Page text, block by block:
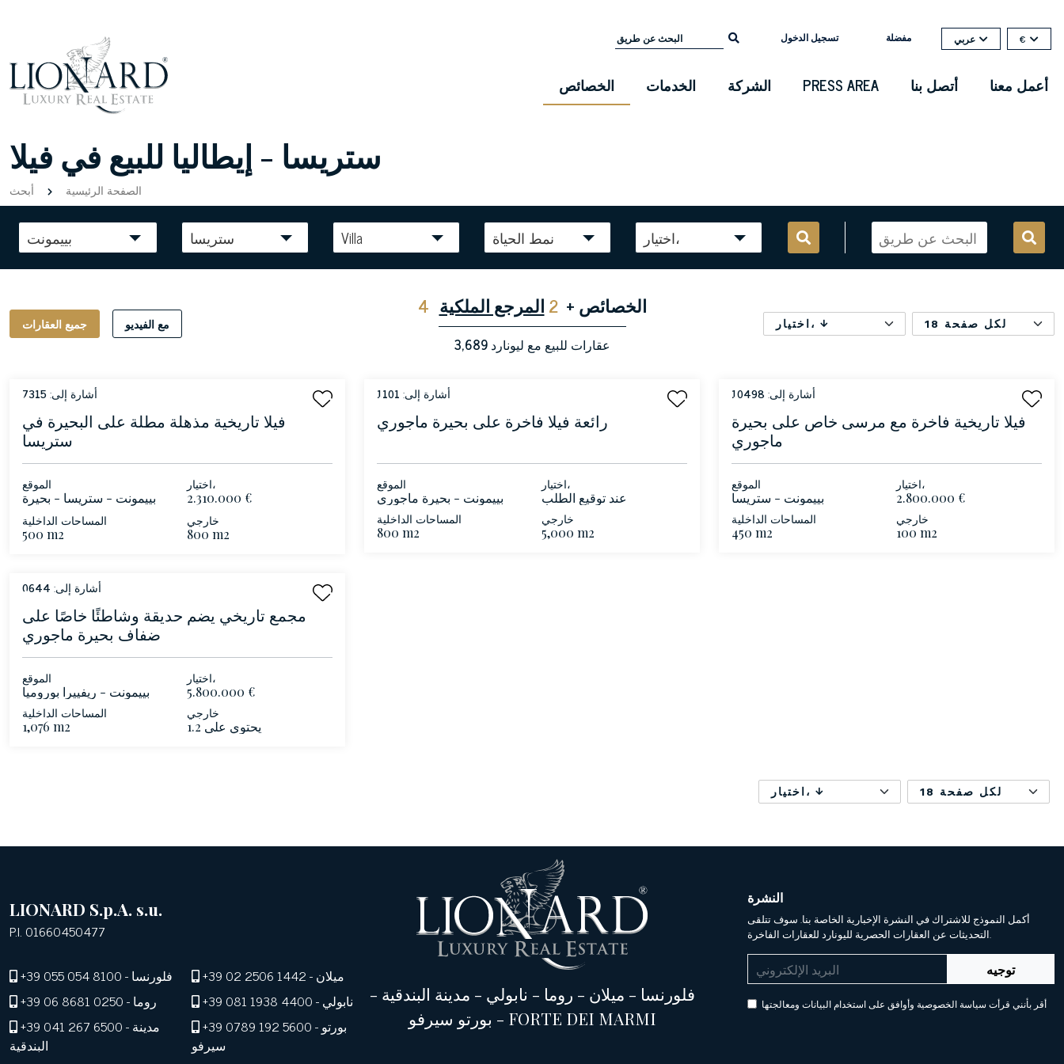
تسجيل الدخول مفضلة عربي €
الخصائص الخدمات الشركة PRESS AREA أتصل بنا أعمل معنا
ستريسا - إيطاليا للبيع في فيلا
الصفحة الرئيسية أبحث
بييمونت ستريسا Villa نمط الحياة اختيار،
جميع العقارات مع الفيديو
4 الخصائص +
2 المرجع الملكية
3,689عقارات للبيع مع ليونارد
اختيار، 18 لكل صفحة
أشارة إلى:7315
فيلا تاريخية مذهلة مطلة على البحيرة في
ستريسا
الموقع
بييمونت - ستريسا - بحيرة
اختيار،
2.310.000 €
المساحات الداخلية
500 m2
خارجي
800 m2
أشارة إلى: 1101
رائعة فيلا فاخرة على بحيرة ماجوري
الموقع
بييمونت - بحيرة ماجوري
اختيار،
عند توقيع الطلب
المساحات الداخلية
800 m2
خارجي
5,000 m2
أشارة إلى:10498
فيلا تاريخية فاخرة مع مرسى خاص على بحيرة
ماجوري
الموقع
بييمونت - ستريسا
اختيار،
2.800.000 €
المساحات الداخلية
450 m2
خارجي
100 m2
أشارة إلى: 0644
مجمع تاريخي يضم حديقة وشاطئًا خاصًا على
ضفاف بحيرة ماجوري
الموقع
بييمونت - ريفييرا بوروميا
اختيار،
5.800.000 €
المساحات الداخلية
1,076 m2
خارجي
1.2 يحتوي على
اختيار، 18 لكل صفحة
LIONARD S.p.A. s.u.
P.I. 01660450477
+39 055 054 8100 - فلورنسا +39 02 2506 1442 - ميلان
+39 06 8681 0250 - روما +39 081 1938 4400 - نابولي
+39 041 267 6500- مدينة
البندقية
+39 0789 192 5600- بورتو
سيرفو
فلورنسا - ميلان - روما - نابولي - مدينة البندقية -
بورتو سيرفو - FORTE DEI MARMI
النشرة
أكمل النموذج للاشتراك في النشرة الإخبارية الخاصة بنا. سوف تتلقى
التحديثات عن العقارات الحصرية لليونارد للعقارات الفاخرة.
توجيه
أقر بأنني قرأت سياسة الخصوصية وأوافق على استخدام البيانات ومعالجتها